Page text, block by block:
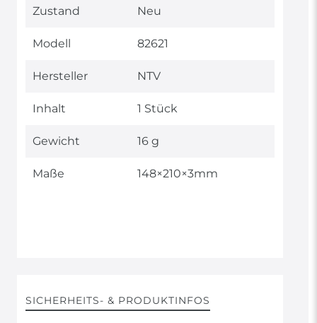
Technisches
Wert
Zustand Neu
Modell 82621
Hersteller NTV
Inhalt 1 Stück
Gewicht 16 g
Maße 148×210×3mm
SICHERHEITS- & PRODUKTINFOS